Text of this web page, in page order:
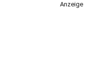
Anzeige